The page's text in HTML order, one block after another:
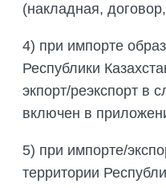
(накладная,
4) при импорте
Республики
экпорт/реэкспорт в
включен в
5) при импорте/
территории